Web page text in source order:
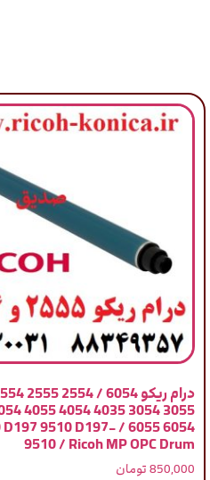
D197 9510 D197-
9510 / Ricoh MP OPC Drum
850,000 تومان